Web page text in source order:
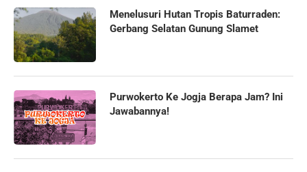
Menelusuri Hutan Tropis Baturraden:
Gerbang Selatan Gunung Slamet
Purwokerto Ke Jogja Berapa Jam? Ini
Jawabannya!